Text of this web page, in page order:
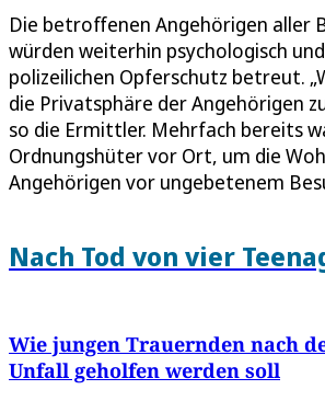
Die betroffenen Angehörigen aller
würden weiterhin psychologisch
polizeilichen Opferschutz betreut.
die Privatsphäre der Angehörigen
so die Ermittler. Mehrfach bereits
Ordnungshüter vor Ort, um die
Angehörigen vor ungebetenem
Nach Tod von vier
Wie jungen Trauernden nach
Unfall geholfen werden soll